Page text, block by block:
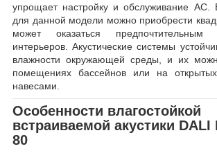
упрощает настройку и обслуживание АС.
для данной модели можно приобрести
может оказаться
интерьеров. Акустические системы
влажности окружающей среды, и их
помещениях бассейнов или на
навесами.
Особенности влагостойкой
встраиваемой акустики DALI
80